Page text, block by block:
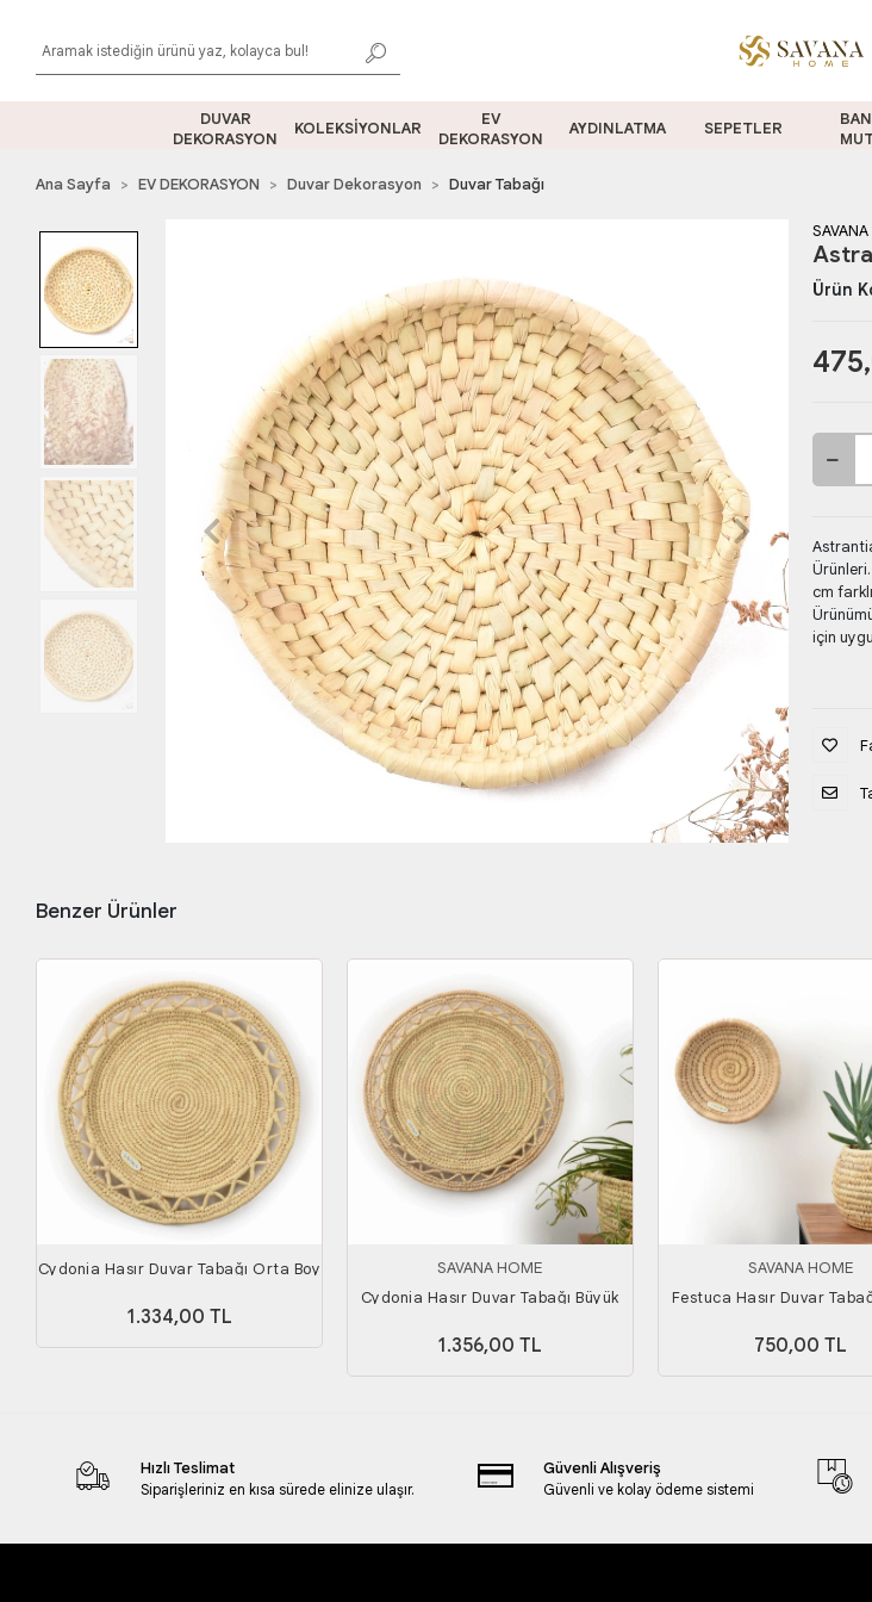
DUVAR
DEKORASYON
KOLEKSİYONLAR
EV
DEKORASYON
AYDINLATMA SEPETLER
Ana Sayfa EV DEKORASYON Duvar Dekorasyon Duvar Tabağı
Ürün
cm
için
Benzer Ürünler
Cydonia Hasır Duvar Tabağı Orta Boy
1.334,00 TL
SAVANA HOME
Cydonia Hasır Duvar Tabağı Büyük
1.356,00 TL
SAVANA HOME
Festuca Hasır Duvar
750,00 TL
Hızlı Teslimat
Siparişleriniz en kısa sürede elinize ulaşır.
Güvenli Alışveriş
Güvenli ve kolay ödeme sistemi